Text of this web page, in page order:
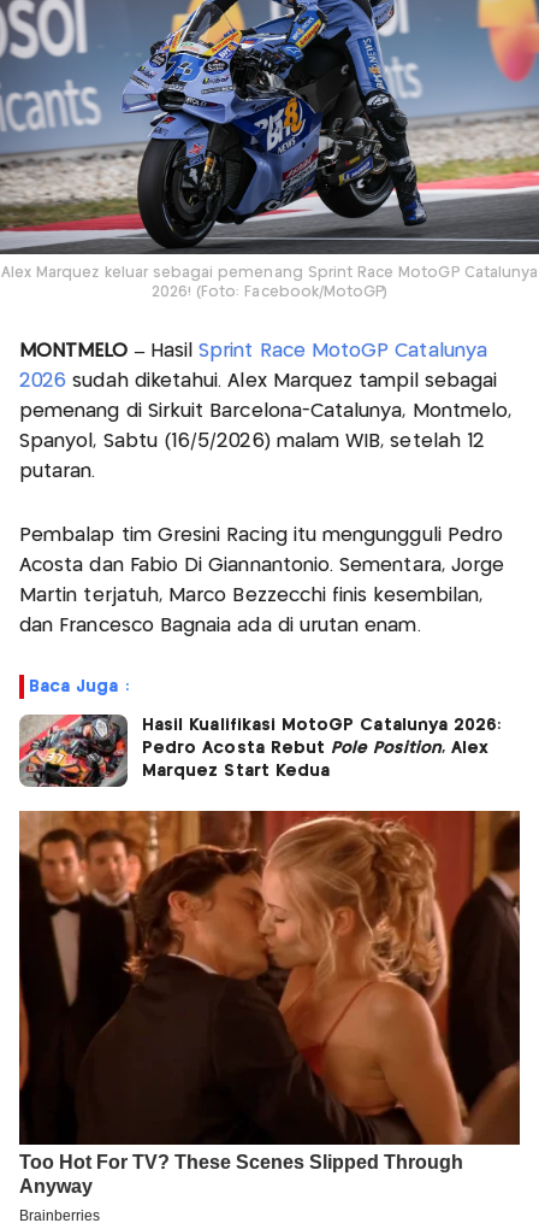
Alex Marquez keluar sebagai pemenang Sprint Race MotoGP Catalunya
2026! (Foto: Facebook/MotoGP)
MONTMELO –HasilSprint Race MotoGP Catalunya
2026 sudah diketahui. Alex Marquez tampil sebagai
pemenang di Sirkuit Barcelona-Catalunya, Montmelo,
Spanyol, Sabtu (16/5/2026) malam WIB, setelah 12
putaran.
Pembalap tim Gresini Racing itu mengungguli Pedro
Acosta dan Fabio Di Giannantonio. Sementara, Jorge
Martin terjatuh, Marco Bezzecchi finis kesembilan,
dan Francesco Bagnaia ada di urutan enam.
Baca Juga :
Hasil Kualifikasi MotoGP Catalunya 2026:
Pedro Acosta Rebut Pole Position, Alex
Marquez Start Kedua